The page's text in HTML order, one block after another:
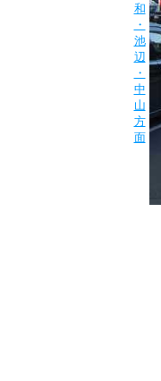
和
・
池
辺
・
中
山
方
面